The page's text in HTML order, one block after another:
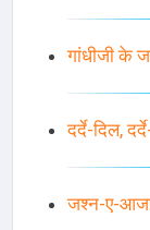
गांधीजी के
दर्दे-दिल,
जश्न-ए-